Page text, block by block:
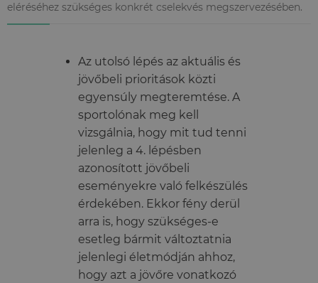
eléréséhez szükséges konkrét cselekvés megszervezésében.
Az utolsó lépés az aktuális és
jövőbeli prioritások közti
egyensúly megteremtése. A
sportolónak meg kell
vizsgálnia, hogy mit tud tenni
jelenleg a 4. lépésben
azonosított jövőbeli
eseményekre való felkészülés
érdekében. Ekkor fény derül
arra is, hogy szükséges-e
esetleg bármit változtatnia
jelenlegi életmódján ahhoz,
hogy azt a jövőre vonatkozó